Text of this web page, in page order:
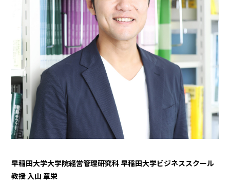
早稲田大学大学院経営管理研究科 早稲田大学ビジネススクール
教授 入山 章栄